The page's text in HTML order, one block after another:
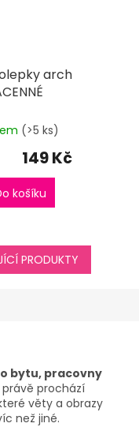
arch
(>5 ks)
149 Kč
košíku
PRODUKTY
bytu, pracovny
prochází
věty a obrazy
než jiné.